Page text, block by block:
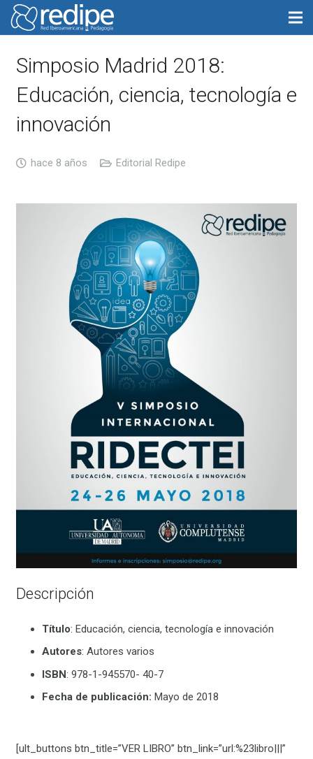
Simposio Madrid 2018:
Educación, ciencia, tecnología e
innovación
hace 8 años Editorial Redipe
Descripción
Título: Educación, ciencia, tecnología e innovación
Autores: Autores varios
ISBN: 978-1-945570- 40-7
Fecha de publicación: Mayo de 2018
[ult_buttons btn_title=”VER LIBRO” btn_link=”url:%23libro|||”